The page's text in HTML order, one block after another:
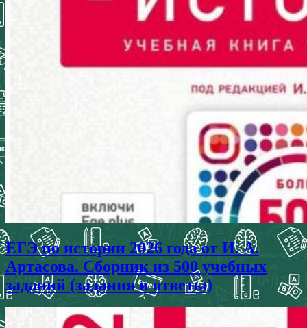
ЕГЭ по истории 2026 года от И. А.
Артасова. Сборник из 500 учебных
заданий (задания и ответы)